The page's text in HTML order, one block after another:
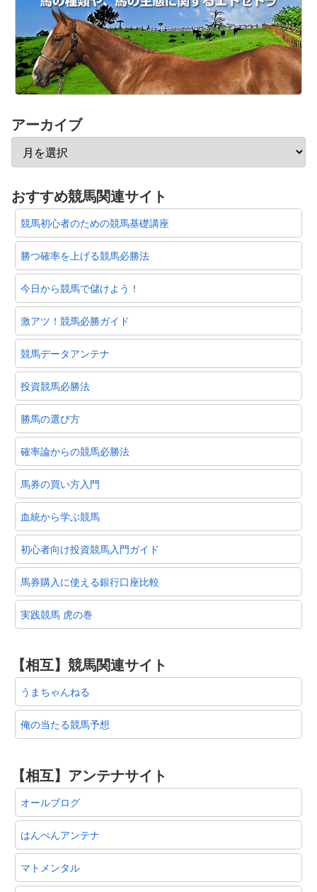
アーカイブ
おすすめ競馬関連サイト
競馬初心者のための競馬基礎講座
勝つ確率を上げる競馬必勝法
今日から競馬で儲けよう！
激アツ！競馬必勝ガイド
競馬データアンテナ
投資競馬必勝法
勝馬の選び方
確率論からの競馬必勝法
馬券の買い方入門
血統から学ぶ競馬
初心者向け投資競馬入門ガイド
馬券購入に使える銀行口座比較
実践競馬 虎の巻
【相互】競馬関連サイト
うまちゃんねる
俺の当たる競馬予想
【相互】アンテナサイト
オールブログ
はんぺんアンテナ
マトメンタル